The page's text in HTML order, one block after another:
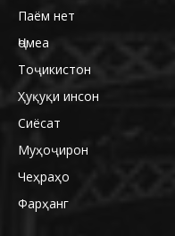
Паём нет
Ҷомеа
Тоҷикистон
Ҳуқуқи инсон
Сиёсат
Муҳоҷирон
Чеҳраҳо
Фарҳанг